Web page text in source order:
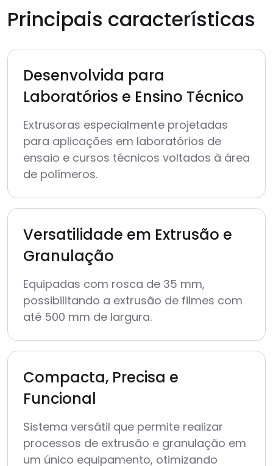
Principais características
Desenvolvida para
Laboratórios e Ensino Técnico
Extrusoras especialmente projetadas
para aplicações em laboratórios de
ensaio e cursos técnicos voltados à área
de polímeros.
Versatilidade em Extrusão e
Granulação
Equipadas com rosca de 35 mm,
possibilitando a extrusão de filmes com
até 500 mm de largura.
Compacta, Precisa e
Funcional
Sistema versátil que permite realizar
processos de extrusão e granulação em
um único equipamento, otimizando